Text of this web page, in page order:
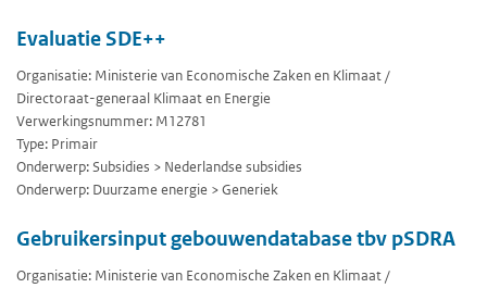
Evaluatie SDE++
Organisatie: Ministerie van Economische Zaken en Klimaat /
Directoraat-generaal Klimaat en Energie
Verwerkingsnummer: M12781
Type: Primair
Onderwerp: Subsidies > Nederlandse subsidies
Onderwerp: Duurzame energie > Generiek
Gebruikersinput gebouwendatabase tbv pSDRA
Organisatie: Ministerie van Economische Zaken en Klimaat /